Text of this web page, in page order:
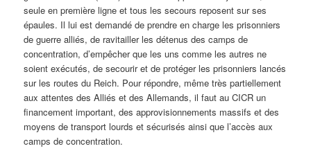
seule en première ligne et tous les secours reposent sur ses
épaules. Il lui est demandé de prendre en charge les prisonniers
de guerre alliés, de ravitailler les détenus des camps de
concentration, d’empêcher que les uns comme les autres ne
soient exécutés, de secourir et de protéger les prisonniers lancés
sur les routes du Reich. Pour répondre, même très partiellement
aux attentes des Alliés et des Allemands, il faut au CICR un
financement important, des approvisionnements massifs et des
moyens de transport lourds et sécurisés ainsi que l’accès aux
camps de concentration.